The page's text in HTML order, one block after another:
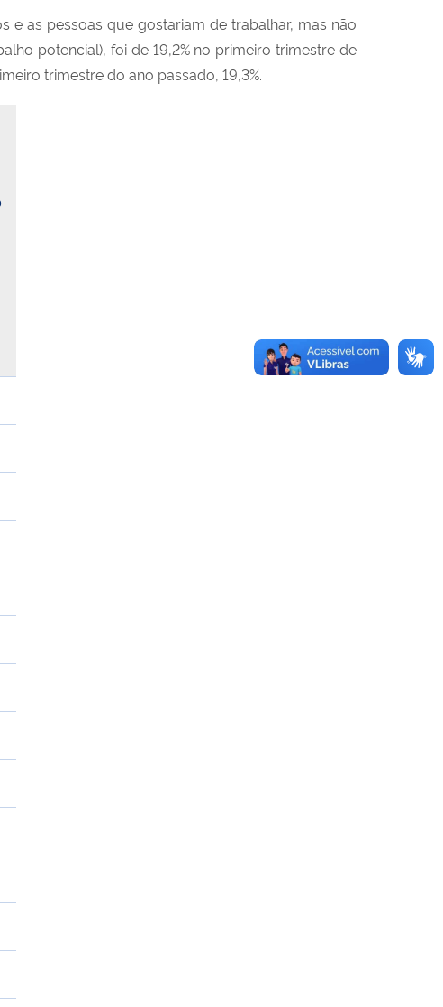
e as pessoas que gostariam de trabalhar, mas não
potencial), foi de 19,2% no primeiro trimestre de
trimestre do ano passado, 19,3%.